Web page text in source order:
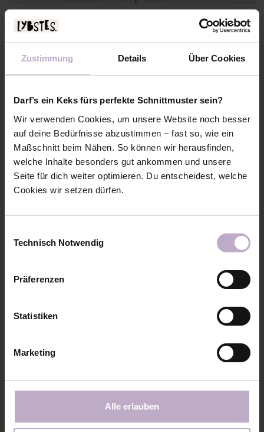
Zustimmung Details Über Cookies
Darf’s ein Keks fürs perfekte Schnittmuster sein?
Wir verwenden Cookies, um unsere Website noch besser
auf deine Bedürfnisse abzustimmen – fast so, wie ein
Maßschnitt beim Nähen. So können wir herausfinden,
welche Inhalte besonders gut ankommen und unsere
Seite für dich weiter optimieren. Du entscheidest, welche
Cookies wir setzen dürfen.
Technisch Notwendig
Präferenzen
Statistiken
Marketing
Alle erlauben
3. Knappkantig auf beiden Seiten mit einem (nicht
zu engen) Geradstich annähen.
4. Jetzt die Knöpfe mit gleichmäßigem Abstand
Hier habe ich 2,5 cm große Holzknöpfe gewählt.